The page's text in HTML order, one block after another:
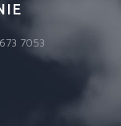
7053